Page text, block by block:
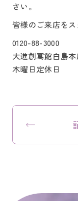
さい。
皆様のご来店をス
0120-88-3000
大進創寫館白島
木曜日定休日